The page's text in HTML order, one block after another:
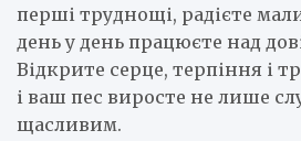
перші труднощі, радієте
день у день працюєте над
Відкрите серце, терпіння і
і ваш пес виросте не лише
щасливим.